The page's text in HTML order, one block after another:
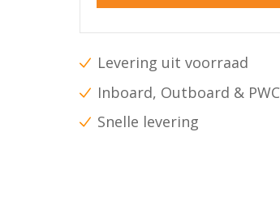
Levering uit voorraad
Inboard, Outboard & PWC
Snelle levering